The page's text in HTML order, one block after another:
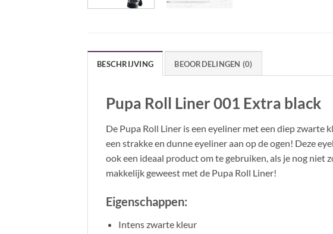
BESCHRIJVING BEOORDELINGEN (0)
Pupa Roll Liner 001 Extra black
De Pupa Roll Liner is een eyeliner met een diep
een strakke en dunne eyeliner aan op de ogen! Deze
ook een ideaal product om te gebruiken, als je nog niet
makkelijk geweest met de Pupa Roll Liner!
Eigenschappen:
Intens zwarte kleur